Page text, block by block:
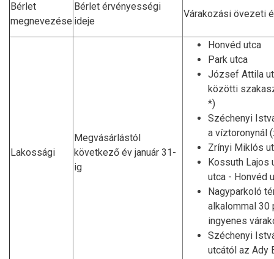
Bérlet
megnevezése
Bérlet érvényességi
ideje
Várakozási övezeti
Lakossági
Megvásárlástól
következő év január 31-
ig
Honvéd utca
Park utca
József Attila
közötti
*)
Széchenyi
a víztoronynál
Zrínyi Miklós
Kossuth Lajos
utca - Honvéd
Nagyparkoló
alkalommal 30
ingyenes
Széchenyi
utcától az Ady